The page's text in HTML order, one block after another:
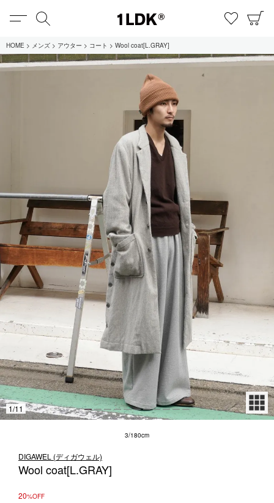
MENU お気に
限定
全てのブランド
UNIVERSAL PRODUCTS.
EVCON
MY___
1LDK STAND
SEARCH
HOME メンズ アウター コート Wool coat[L.GRAY]
1/11
3/180cm
DIGAWEL (ディガウェル)
Wool coat[L.GRAY]
20%OFF